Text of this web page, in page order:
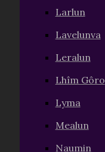
Larlun
Lavelunva
Leralun
Lhîm Gôro
Lyma
Mealun
Naumin